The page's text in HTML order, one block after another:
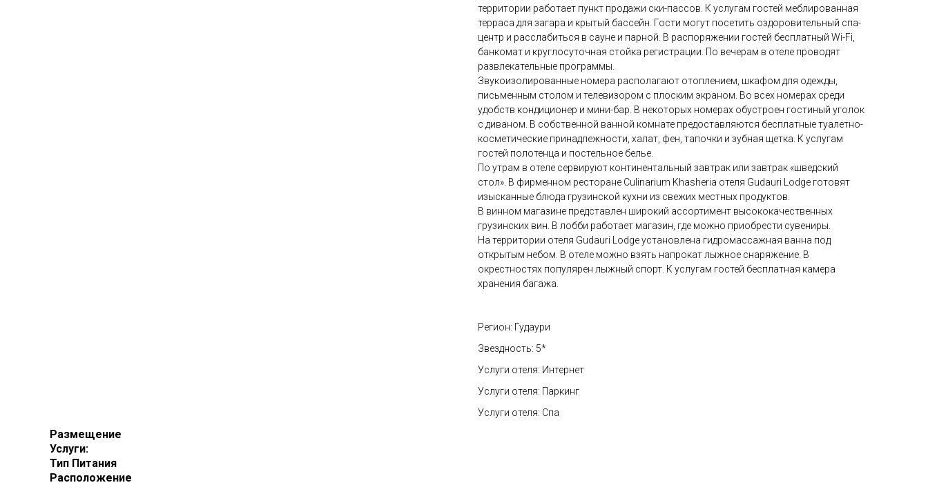
территории работает пункт продажи ски-пассов. К услугам гостей меблированная
терраса для загара и крытый бассейн. Гости могут посетить оздоровительный спа-
центр и расслабиться в сауне и парной. В распоряжении гостей бесплатный Wi-Fi,
банкомат и круглосуточная стойка регистрации. По вечерам в отеле проводят
развлекательные программы.
Звукоизолированные номера располагают отоплением, шкафом для одежды,
письменным столом и телевизором с плоским экраном. Во всех номерах среди
удобств кондиционер и мини-бар. В некоторых номерах обустроен гостиный уголок
с диваном. В собственной ванной комнате предоставляются бесплатные туалетно-
косметические принадлежности, халат, фен, тапочки и зубная щетка. К услугам
гостей полотенца и постельное белье.
По утрам в отеле сервируют континентальный завтрак или завтрак «шведский
стол». В фирменном ресторане Culinarium Khasheria отеля Gudauri Lodge готовят
изысканные блюда грузинской кухни из свежих местных продуктов.
В винном магазине представлен широкий ассортимент высококачественных
грузинских вин. В лобби работает магазин, где можно приобрести сувениры.
На территории отеля Gudauri Lodge установлена гидромассажная ванна под
открытым небом. В отеле можно взять напрокат лыжное снаряжение. В
окрестностях популярен лыжный спорт. К услугам гостей бесплатная камера
хранения багажа.
Регион: Гудаури
Звездность: 5*
Услуги отеля: Интернет
Услуги отеля: Паркинг
Услуги отеля: Спа
Размещение
Услуги:
Тип Питания
Расположение